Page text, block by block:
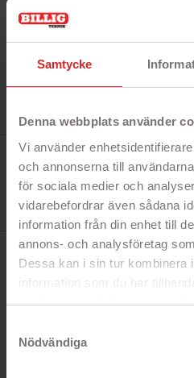
Samtycke
Denna webbplats använder
Vi använder
och annonserna till
för sociala medier och
vidarebefordrar även sådana
information från din enhet till
annons- och analysföretag
Dessa kan i sin tur kombinera
information som du har
samlat in när du har använt
Nödvändiga
Tillverkare:
Merskal
MS9597
I lager
25 objekt
- Genomskinligt